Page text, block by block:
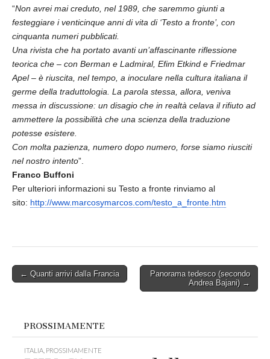
“Non avrei mai creduto, nel 1989, che saremmo giunti a
festeggiare i venticinque anni di vita di ‘Testo a fronte’, con
cinquanta numeri pubblicati.
Una rivista che ha portato avanti un’affascinante riflessione
teorica che – con Berman e Ladmiral, Efim Etkind e Friedmar
Apel – è riuscita, nel tempo, a inoculare nella cultura italiana il
germe della traduttologia. La parola stessa, allora, veniva
messa in discussione: un disagio che in realtà celava il rifiuto ad
ammettere la possibilità che una scienza della traduzione
potesse esistere.
Con molta pazienza, numero dopo numero, forse siamo riusciti
nel nostro intento”.
Franco Buffoni
Per ulteriori informazioni su Testo a fronte rinviamo al
sito: http://www. marcosymarcos.com/testo_a_ fronte.htm
Post
← Quanti arrivi dalla Francia
Panorama tedesco (secondo
Andrea Bajani) →
PROSSIMAMENTE
ITALIA PROSSIMAMENTE